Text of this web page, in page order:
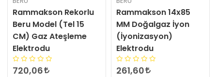
Rammakson 14x85
MM Doğalgaz İyon
(İyonizasyon)
Elektrodu
261,60
Rammakson Beru
Model Uzun Kaynaklı
Gaz Ateşleme
Elektrodu
1.188,66